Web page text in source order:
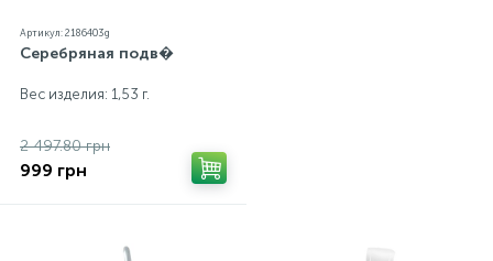
Артикул: 2186403g
Серебряная подв�
Вес изделия: 1,53 г.
2 497.80 грн
999 грн